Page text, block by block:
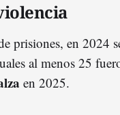
prisiones, en 2024
al menos 25
en 2025.